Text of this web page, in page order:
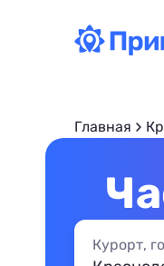
Главная
Курорт,